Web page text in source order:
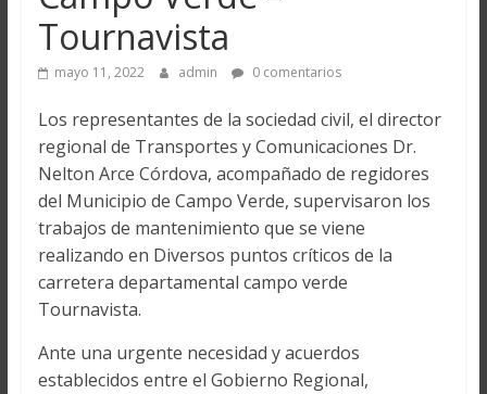
Tournavista
mayo 11, 2022 admin 0 comentarios
Los representantes de la sociedad civil, el director
regional de Transportes y Comunicaciones Dr.
Nelton Arce Córdova, acompañado de regidores
del Municipio de Campo Verde, supervisaron los
trabajos de mantenimiento que se viene
realizando en Diversos puntos críticos de la
carretera departamental campo verde
Tournavista.
Ante una urgente necesidad y acuerdos
establecidos entre el Gobierno Regional,